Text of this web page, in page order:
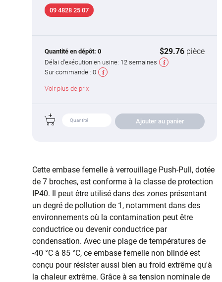
09 4828 25 07
Quantité en dépôt: 0 $29.76 pièce
Délai d'exécution en usine: 12 semaines
Sur commande : 0
Voir plus de prix
Ajouter au panier
Cette embase femelle à verrouillage Push-Pull, dotée
de 7 broches, est conforme à la classe de protection
IP40. Il peut être utilisé dans des zones présentant
un degré de pollution de 1, notamment dans des
environnements où la contamination peut être
conductrice ou devenir conductrice par
condensation. Avec une plage de températures de
-40 °C à 85 °C, ce embase femelle non blindé est
conçu pour résister aussi bien au froid extrême qu'à
la chaleur extrême. Grâce à sa tension nominale de